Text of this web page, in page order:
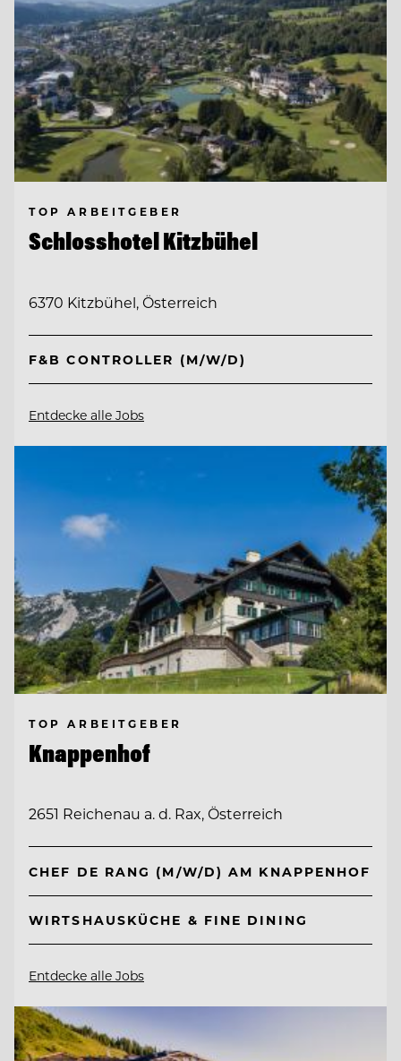
TOP ARBEITGEBER
Schlosshotel Kitzbühel
6370 Kitzbühel, Österreich
F&B CONTROLLER (M/W/D)
Entdecke alle Jobs
TOP ARBEITGEBER
Knappenhof
2651 Reichenau a. d. Rax, Österreich
CHEF DE RANG (M/W/D) AM KNAPPENHOF
WIRTSHAUSKÜCHE & FINE DINING
Entdecke alle Jobs